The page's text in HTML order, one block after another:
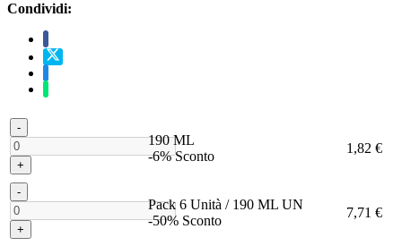
Condividi:
-
+
190 ML
-6% Sconto
1,82 €
-
+
Pack 6 Unità / 190 ML UN
-50% Sconto
7,71 €